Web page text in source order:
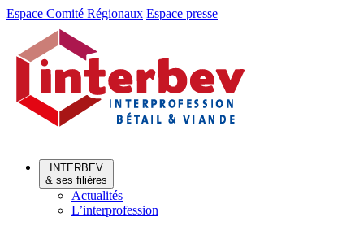
Aller
Aller
contenu
Espace Comité Régionaux Espace presse
INTERBEV
& ses filières
Actualités
L’interprofession